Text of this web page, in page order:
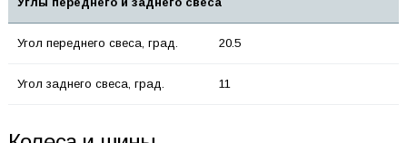
Угол переднего свеса, град. 20.5
Угол заднего свеса, град. 11